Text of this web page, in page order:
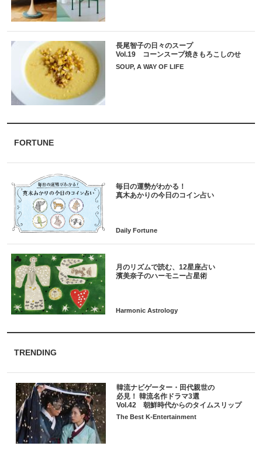
長尾智子の日々のスープ
Vol.19 コーンスープ焼きもろこしのせ
SOUP, A WAY OF LIFE
FORTUNE
毎日の運勢がわかる！
月のリズムで読む、12星座占い
TRENDING
韓流ナビゲーター・田代親世の
必見！ 韓流名作ドラマ3選
Vol.42 朝鮮時代からのタイムスリップ
The Best K-Entertainment